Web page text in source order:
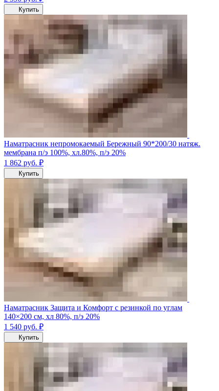
Купить
Наматрасник непромокаемый Бережный 90*200/30 натяж.
мембрана п/э 100%, хл.80%, п/э 20%
1 862 руб. ₽
Купить
Наматрасник Защита и Комфорт с резинкой по углам
140×200 см, хл 80%, п/э 20%
1 540 руб. ₽
Купить